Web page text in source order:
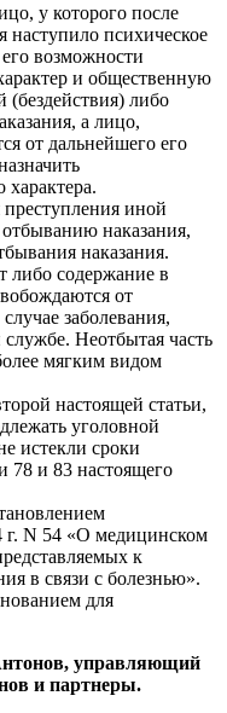
у которого после
наступило психическое
возможности
и общественную
(бездействия) либо
а лицо,
от дальнейшего его
иной
наказания,
наказания.
либо содержание в
от
заболевания,
Неотбытая часть
мягким видом
настоящей статьи,
уголовной
истекли сроки
78 и 83 настоящего
г. N 54 «О медицинском
к
в связи с болезнью».
для
управляющий
и партнеры.